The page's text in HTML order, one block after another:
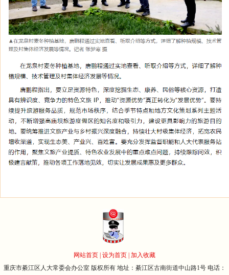
网站首页 设为首页 加入收藏
重庆市綦江区人大常委会办公室 版权所有 地址：綦江区古南街道中山路1号 电话：